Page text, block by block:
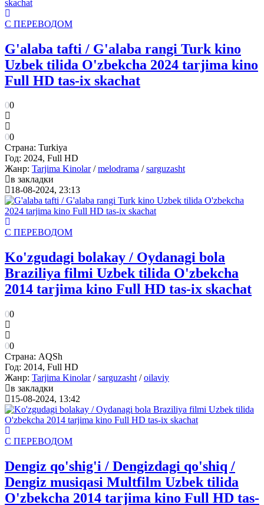
С ПЕРЕВОДОМ
G'alaba tafti / G'alaba rangi Turk kino
Uzbek tilida O'zbekcha 2024 tarjima kino
Full HD tas-ix skachat
00
00
Страна: Turkiya
Год: 2024, Full HD
Жанр: Tarjima Kinolar/melodrama /sarguzasht
в закладки
18-08-2024, 23:13
С ПЕРЕВОДОМ
Ko'zgudagi bolakay / Oydanagi bola
Braziliya filmi Uzbek tilida O'zbekcha
2014 tarjima kino Full HD tas-ix skachat
00
00
Страна: AQSh
Год: 2014, Full HD
Жанр: Tarjima Kinolar/sarguzasht /oilaviy
в закладки
15-08-2024, 13:42
С ПЕРЕВОДОМ
Dengiz qo'shig'i / Dengizdagi qo'shiq /
Dengiz musiqasi Multfilm Uzbek tilida
O'zbekcha 2014 tarjima kino Full HD tas-